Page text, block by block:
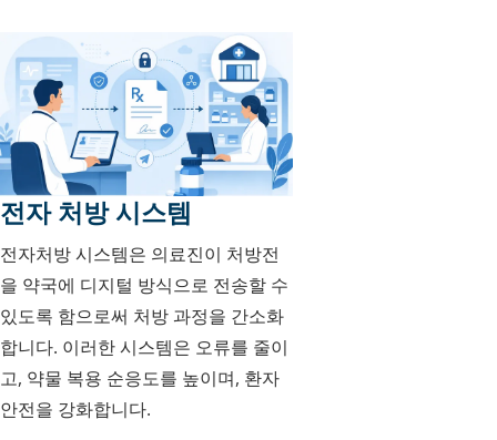
전자 처방 시스템
전자처방 시스템은 의료진이 처방전
을 약국에 디지털 방식으로 전송할 수
있도록 함으로써 처방 과정을 간소화
합니다. 이러한 시스템은 오류를 줄이
고, 약물 복용 순응도를 높이며, 환자
안전을 강화합니다.